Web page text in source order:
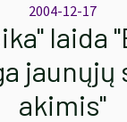
2004-12-17
laida
jaunųjų
akimis"